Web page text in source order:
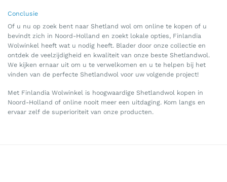
Conclusie
Of u nu op zoek bent naar Shetland wol om online te kopen of u
bevindt zich in Noord-Holland en zoekt lokale opties, Finlandia
Wolwinkel heeft wat u nodig heeft. Blader door onze collectie en
ontdek de veelzijdigheid en kwaliteit van onze beste Shetlandwol.
We kijken ernaar uit om u te verwelkomen en u te helpen bij het
vinden van de perfecte Shetlandwol voor uw volgende project!
Met Finlandia Wolwinkel is hoogwaardige Shetlandwol kopen in
Noord-Holland of online nooit meer een uitdaging. Kom langs en
ervaar zelf de superioriteit van onze producten.